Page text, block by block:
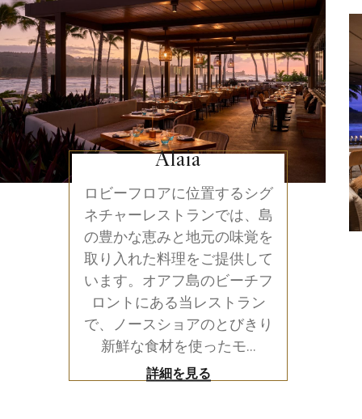
Alaia
ロビーフロアに位置するシグ
ネチャーレストランでは、島
の豊かな恵みと地元の味覚を
取り入れた料理をご提供して
います。オアフ島のビーチフ
ロントにある当レストラン
で、ノースショアのとびきり
新鮮な食材を使ったモ...
詳細を見る